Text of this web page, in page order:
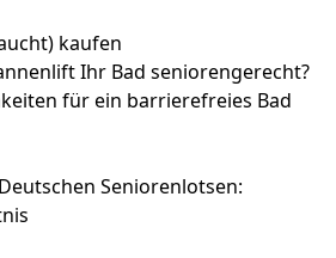
kaufen
Ihr Bad seniorengerecht?
für ein barrierefreies Bad
Seniorenlotsen: